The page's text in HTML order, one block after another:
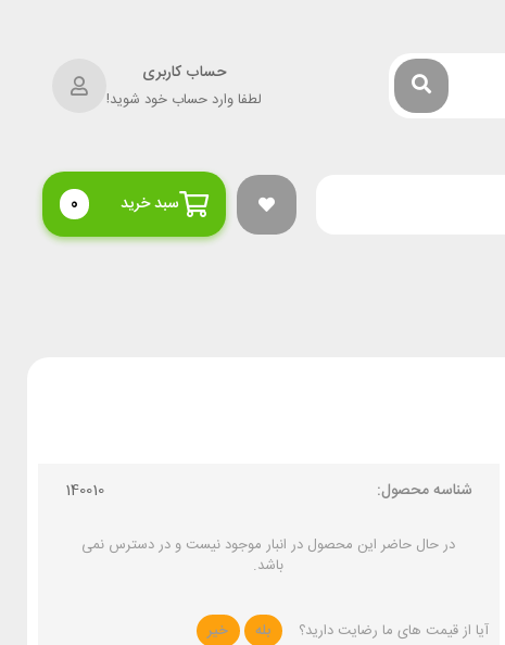
حساب کاربری
لطفا وارد حساب خود شوید!
سبد خرید 0
شناسه محصول: 140010
در حال حاضر این محصول در انبار موجود نیست و در دسترس نمی
باشد.
آیا از قیمت های ما رضایت دارید؟ بله خیر